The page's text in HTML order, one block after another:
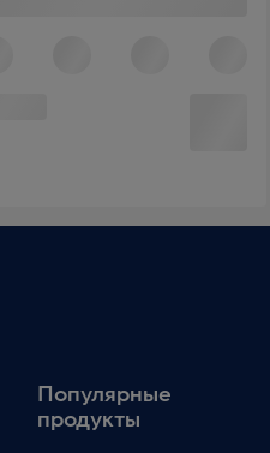
Популярные
продукты